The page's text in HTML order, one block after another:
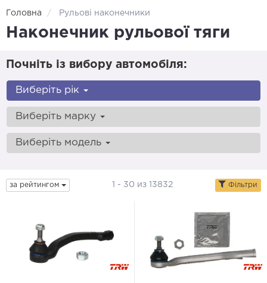
Головна Рульові наконечники
Наконечник рульової тяги
Почніть із вибору автомобіля:
Виберіть рік
Виберіть марку
Виберіть модель
за рейтингом 1 - 30 из 13832 Фільтри